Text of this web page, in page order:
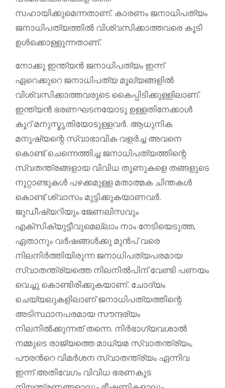
സഹായിക്കുമെന്നതാണ്. കാരണം ജനാധിപത്യം
ജനാധിപത്യത്തിൽ വിശ്വസിക്കാത്തവരെ കൂടി
ഉൾക്കൊള്ളുന്നതാണ്.
നോക്കൂ ഇന്ത്യൻ ജനാധിപത്യം ഇന്ന്
ഏറെക്കുറെ ജനാധിപത്യ മൂല്യങ്ങളിൽ
വിശ്വസിക്കാത്തവരുടെ കൈപ്പിടിക്കുള്ളിലാണ്.
ഇന്ത്യൻ ഭരണഘടനയോടു ഉള്ളതിനേക്കാൾ
കൂറ് മനുസ്മൃതിയോടുള്ളവർ. ആധുനിക
മനുഷ്യന്റെ സ്വാഭാവിക വളർച്ച അവനെ
കൊണ്ട് ചെന്നെത്തിച്ച ജനാധിപത്യത്തിന്റെ
സ്വതന്ത്രങ്ങളായ വിവിധ തൂണുകളെ തങ്ങളുടെ
നൂറ്റാണ്ടുകൾ പഴക്കമുള്ള മതാത്മക ചിന്തകൾ
കൊണ്ട് ശ്വാസം മുട്ടിക്കുകയാണവർ.
ജുഡീഷ്യറിയും ജേണലിസവും
എക്സിക്യുട്ടീവുമെല്ലാം നാം നേടിയെടുത്ത,
ഏതാനും വർഷങ്ങൾക്കു മുൻപ് വരെ
നിലനിർത്തിയിരുന്ന ജനാധിപത്യപരമായ
സ്വാതന്ത്ര്യത്തെ നിലനിൽപിന് വേണ്ടി പണയം
വെച്ചു കൊണ്ടിരിക്കുകയാണ്. ചോദ്യം
ചെയ്യലുകളിലാണ് ജനാധിപത്യത്തിന്റെ
അടിസ്ഥാനപരമായ സൗന്ദര്യം
നിലനിൽക്കുന്നത് തന്നെ. നിർഭാഗ്യവശാൽ
നമ്മുടെ രാജ്യത്തെ മാധ്യമ സ്വാതന്ത്ര്യം,
പൗരൻറെ വിമർശന സ്വാതന്ത്ര്യം ഏന്നിവ
ഇന്ന് അതിവേഗം വിവിധ ഭരണകൂട